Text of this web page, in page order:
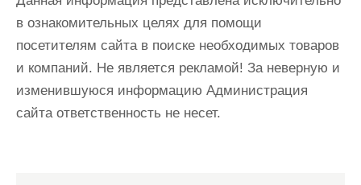
в ознакомительных целях для помощи
посетителям сайта в поиске необходимых товаров
и компаний. Не является рекламой! За неверную и
изменившуюся информацию Администрация
сайта ответственность не несет.